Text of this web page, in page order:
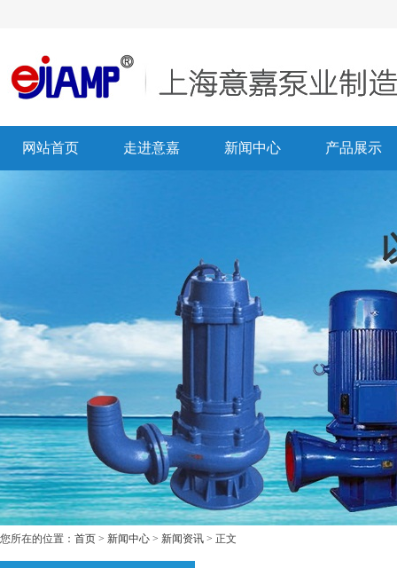
网站首页 走进意嘉 新闻中心 产品展示
您所在的位置： 首页 > 新闻中心 > 新闻资讯 > 正文